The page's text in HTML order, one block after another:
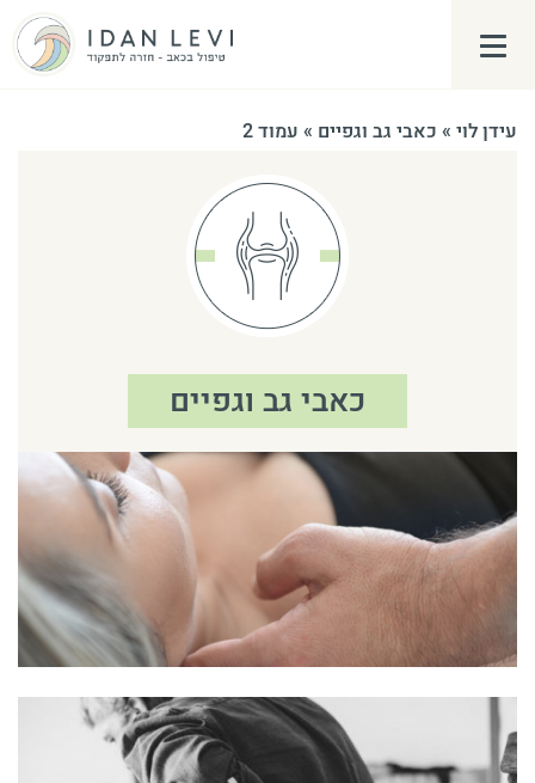
עידן לוי » כאבי גב וגפיים » עמוד 2
כאבי גב וגפיים
פתח\סגור תפריט צד